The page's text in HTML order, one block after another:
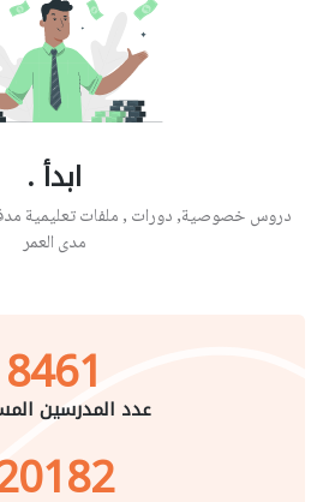
ابدأ .
دروس خصوصية, دورات , ملفات تعليمية
مدى العمر
8461
عدد المدرسين